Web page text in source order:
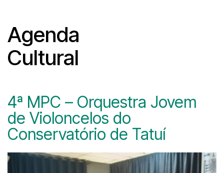
Agenda
Cultural
4ª MPC – Orquestra Jovem
de Violoncelos do
Conservatório de Tatuí